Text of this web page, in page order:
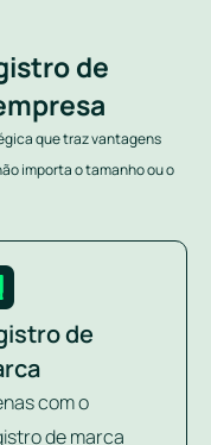
de
que traz vantagens
importa o tamanho ou o
de
com o
de marca